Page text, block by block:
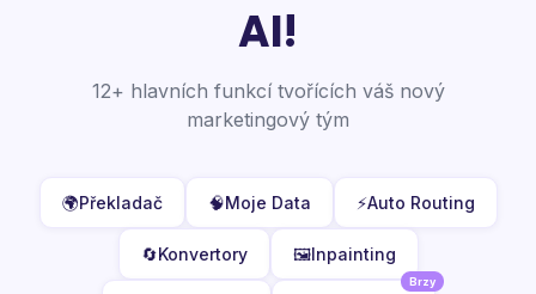
AI!
12+ hlavních funkcí tvořících váš nový
marketingový tým
🌍Překladač 🧠Moje Data ⚡Auto Routing
🔄Konvertory 🖼️Inpainting
Brzy